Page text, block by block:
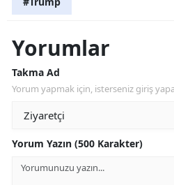
Yorumlar
Takma Ad
Yorum yapmak için, isterseniz giriş
Yorum Yazın (500 Karakter)